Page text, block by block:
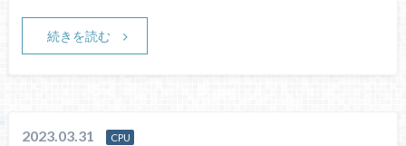
続きを読む
2023.03.31 CPU